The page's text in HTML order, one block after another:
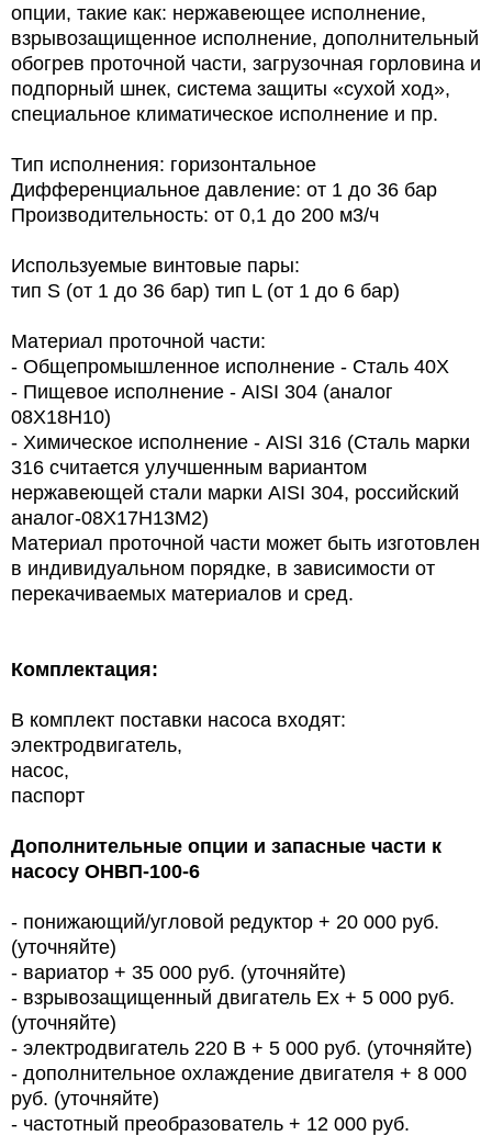
опции, такие как: нержавеющее исполнение,
взрывозащищенное исполнение, дополнительный
обогрев проточной части, загрузочная горловина и
подпорный шнек, система защиты «сухой ход»,
специальное климатическое исполнение и пр.
Тип исполнения: горизонтальное
Дифференциальное давление: от 1 до 36 бар
Производительность: от 0,1 до 200 м3/ч
Используемые винтовые пары:
тип S (от 1 до 36 бар) тип L (от 1 до 6 бар)
Материал проточной части:
- Общепромышленное исполнение - Сталь 40Х
- Пищевое исполнение - AISI 304 (аналог
08Х18Н10)
- Химическое исполнение - AISI 316 (Сталь марки
316 считается улучшенным вариантом
нержавеющей стали марки AISI 304, российский
аналог-08Х17Н13М2)
Материал проточной части может быть изготовлен
в индивидуальном порядке, в зависимости от
перекачиваемых материалов и сред.
Комплектация:
В комплект поставки насоса входят:
электродвигатель,
насос,
паспорт
Дополнительные опции и запасные части к
насосу ОНВП-100-6
- понижающий/угловой редуктор + 20 000 руб.
(уточняйте)
- вариатор + 35 000 руб. (уточняйте)
- взрывозащищенный двигатель Ex + 5 000 руб.
(уточняйте)
- электродвигатель 220 В + 5 000 руб. (уточняйте)
- дополнительное охлаждение двигателя + 8 000
руб. (уточняйте)
- частотный преобразователь + 12 000 руб.